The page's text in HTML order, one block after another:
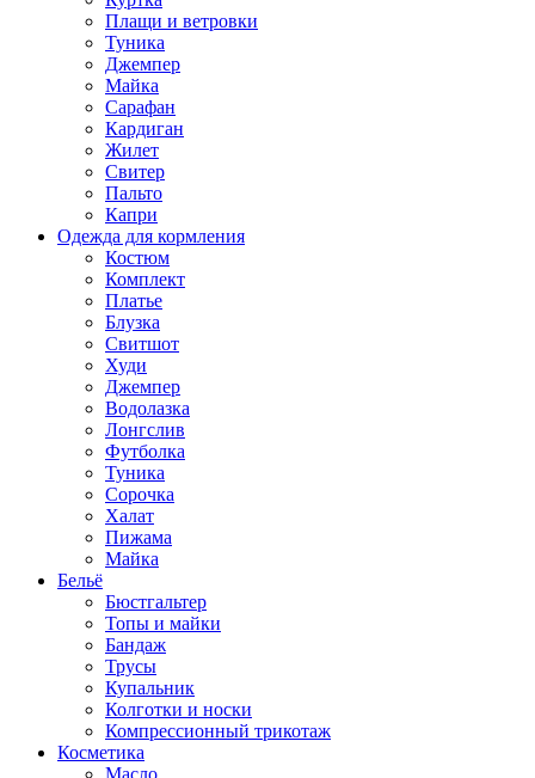
Плащи и ветровки
Туника
Джемпер
Майка
Сарафан
Кардиган
Жилет
Свитер
Пальто
Капри
Одежда для кормления
Костюм
Комплект
Платье
Блузка
Свитшот
Худи
Джемпер
Водолазка
Лонгслив
Футболка
Туника
Сорочка
Халат
Пижама
Майка
Бельё
Бюстгальтер
Топы и майки
Бандаж
Трусы
Купальник
Колготки и носки
Компрессионный трикотаж
Косметика
Масло